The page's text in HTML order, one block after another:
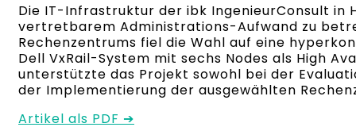
Die IT-Infrastruktur der ibk IngenieurConsult in
vertretbarem Administrations-Aufwand zu
Rechenzentrums fiel die Wahl auf eine
Dell VxRail-System mit sechs Nodes als High
unterstützte das Projekt sowohl bei der
der Implementierung der ausgewählten
Artikel als PDF ➔